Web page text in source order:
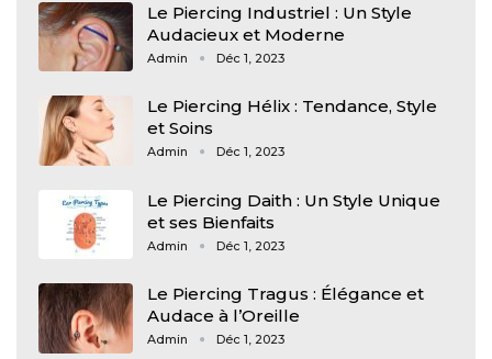
Le Piercing Industriel : Un Style
Audacieux et Moderne
Admin Déc 1, 2023
Le Piercing Hélix : Tendance, Style
et Soins
Admin Déc 1, 2023
Le Piercing Daith : Un Style Unique
et ses Bienfaits
Admin Déc 1, 2023
Le Piercing Tragus : Élégance et
Audace à l’Oreille
Admin Déc 1, 2023